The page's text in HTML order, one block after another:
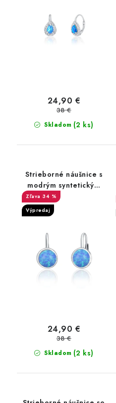
Skladom (2 ks)
24,90 €
38 €
Strieborné náušnice s
modrým syntetickým
opálom
34 %
Výpredaj
Skladom (2 ks)
24,90 €
38 €